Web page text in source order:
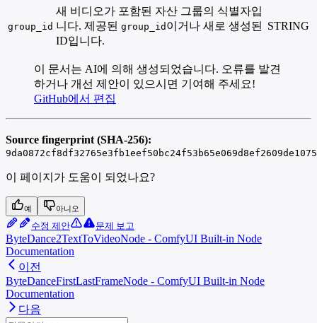
group_id
새 비디오가 포함된 자산 그룹의 식별자입
니다. 제공된 group_id 이거나 새로 생성된
ID입니다.
STRING
이 문서는 AI에 의해 생성되었습니다. 오류를 발견
하거나 개선 제안이 있으시면 기여해 주세요!
GitHub에서 편집
Source fingerprint (SHA-256):
이 페이지가 도움이 되었나요?
예 아니오
수정 제안 문제 보고
ByteDance2TextToVideoNode - ComfyUI Built-in Node
Documentation
이전
ByteDanceFirstLastFrameNode - ComfyUI Built-in Node
Documentation
다음